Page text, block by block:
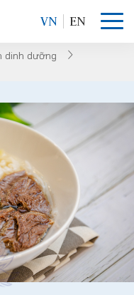
VN EN
dinh dưỡng